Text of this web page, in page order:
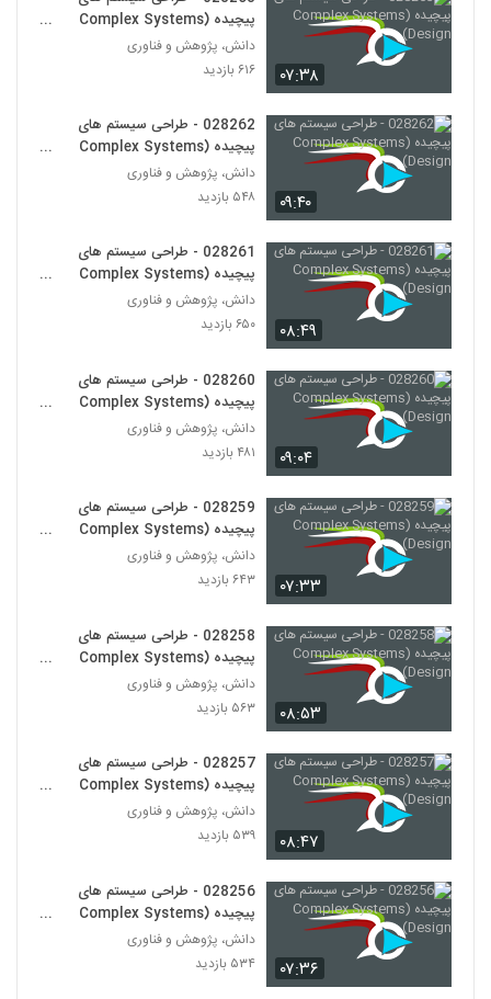
250
028261 - طراحی سیستم های پیچیده
251
(Complex Systems Design)
۵۴۹ بازدید
028263 - طراحی سیستم های پیچیده
(Complex Systems Design)
۶۱۶ بازدید
028264 - طراحی سیستم های پیچیده
254
(Complex Adaptive Systems)
۶۱۸ بازدید
255
028266 - سیستم های سازگار پیچیده
(Complex Adaptive Systems)
028267 - سیستم های سازگار پیچیده
257
(Complex Adaptive Systems)
۵۱۵ بازدید
258
028269 - سیستم های سازگار پیچیده
(Complex Adaptive Systems)
028270 - سیستم های سازگار پیچیده
۵۶۱ بازدید
260
028271 - سیستم های سازگار پیچیده
(Complex Adaptive Systems)
۵۷۲ بازدید
028272 - سیستم های سازگار پیچیده
(Complex Adaptive Systems)
۰۷:۳۸
پیچیده (Complex Systems
Design)
دانش، پژوهش و فناوری
۶۱۶ بازدید
۰۹:۴۰
028262 - طراحی سیستم های
پیچیده (Complex Systems
Design)
دانش، پژوهش و فناوری
۵۴۸ بازدید
۰۸:۴۹
028261 - طراحی سیستم های
پیچیده (Complex Systems
Design)
دانش، پژوهش و فناوری
۶۵۰ بازدید
۰۹:۰۴
028260 - طراحی سیستم های
پیچیده (Complex Systems
Design)
دانش، پژوهش و فناوری
۴۸۱ بازدید
۰۷:۳۳
028259 - طراحی سیستم های
پیچیده (Complex Systems
Design)
دانش، پژوهش و فناوری
۶۴۳ بازدید
۰۸:۵۳
028258 - طراحی سیستم های
پیچیده (Complex Systems
Design)
دانش، پژوهش و فناوری
۵۶۳ بازدید
۰۸:۴۷
028257 - طراحی سیستم های
پیچیده (Complex Systems
Design)
دانش، پژوهش و فناوری
۵۳۹ بازدید
۰۷:۳۶
028256 - طراحی سیستم های
پیچیده (Complex Systems
Design)
دانش، پژوهش و فناوری
۵۳۴ بازدید